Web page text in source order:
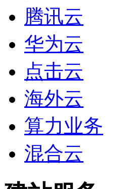
腾讯云
华为云
点击云
海外云
算力业务
混合云